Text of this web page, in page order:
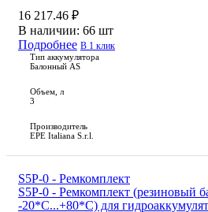
16 217.46 ₽
В наличии: 66 шт
Подробнее В 1 клик
Тип аккумулятора
Балонный AS
Объем, л
3
Производитель
EPE Italiana S.r.l.
S5P-0 - Ремкомплект
S5P-0 - Ремкомплект (резиновый
-20*С...+80*С) для